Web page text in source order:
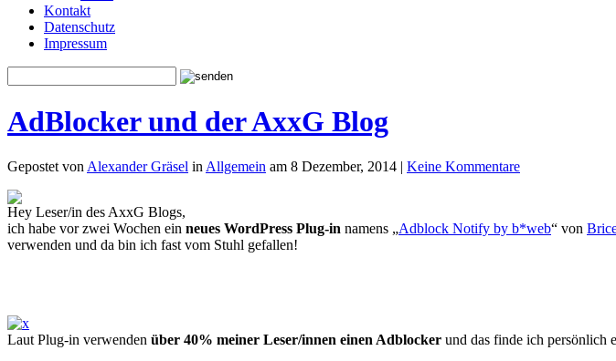
Kontakt
Datenschutz
Impressum
AdBlocker und der AxxG Blog
Gepostet von Alexander Gräsel in Allgemein am 8 Dezember, 2014 | Keine Kommentare
Hey Leser/in des AxxG Blogs,
ich habe vor zwei Wochen ein neues WordPress Plug-in namens „Adblock Notify by b*web“ von
verwenden und da bin ich fast vom Stuhl gefallen!
Laut Plug-in verwenden über 40% meiner Leser/innen einen Adblocker und das finde ich persönlich